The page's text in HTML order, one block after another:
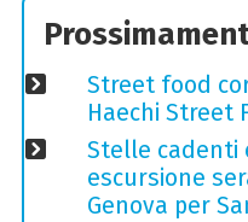
Street food
Haechi Street
Stelle cadenti
escursione
Genova per